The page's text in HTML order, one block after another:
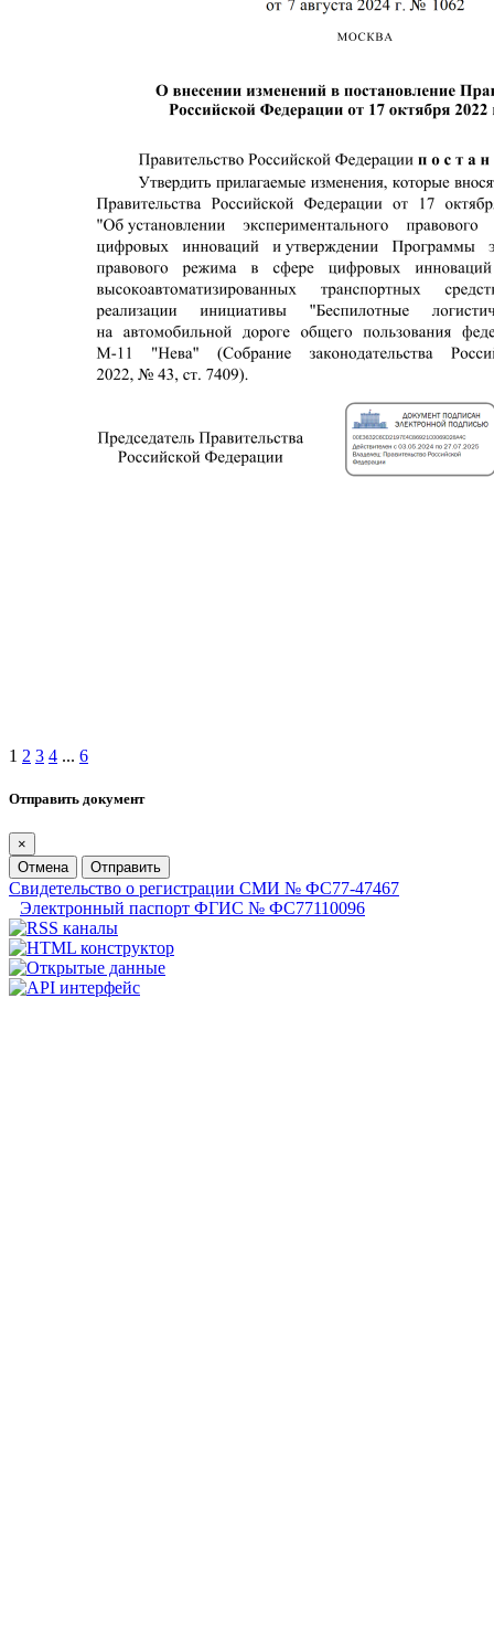
1 2 3 4 ... 6
Отправить документ
×
Отмена
Отправить
Свидетельство о регистрации СМИ № ФС77-47467
Электронный паспорт ФГИС № ФС77110096